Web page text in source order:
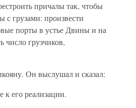
причалы так, чтобы
с грузами: произвести
порты в устье Двины и на
число грузчиков,
Он выслушал и сказал:
его реализации.